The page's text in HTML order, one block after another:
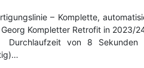
– Komplette,
Kompletter Retrofit in 2023/
Durchlaufzeit von 8 Sekunden